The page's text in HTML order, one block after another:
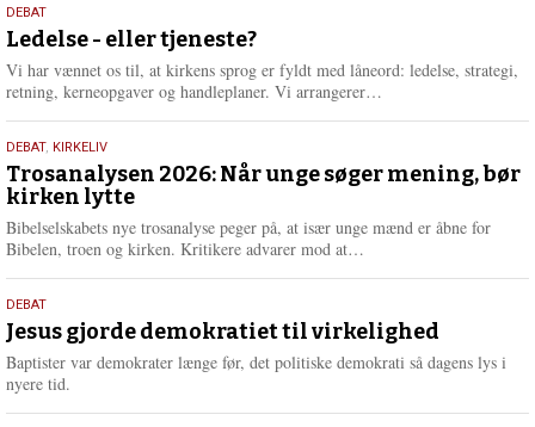
e
r
e
10.
juni
2026
DEBAT
Ledelse - eller tjeneste?
Vi har vænnet os til, at kirkens sprog er fyldt med låneord: ledelse, strategi,
retning, kerneopgaver og handleplaner. Vi arrangerer…
e
2.
juni
2026
DEBAT, KIRKELIV
Trosanalysen 2026: Når unge søger mening, bør
kirken lytte
Bibelselskabets nye trosanalyse peger på, at især unge mænd er åbne for
Bibelen, troen og kirken. Kritikere advarer mod at…
e
r
18.
maj
2026
DEBAT
Jesus gjorde demokratiet til virkelighed
Baptister var demokrater længe før, det politiske demokrati så dagens lys i
nyere tid.